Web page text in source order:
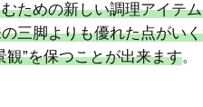
ための新しい調理アイテ
三脚よりも優れた点がい
観”を保つことが出来ます。